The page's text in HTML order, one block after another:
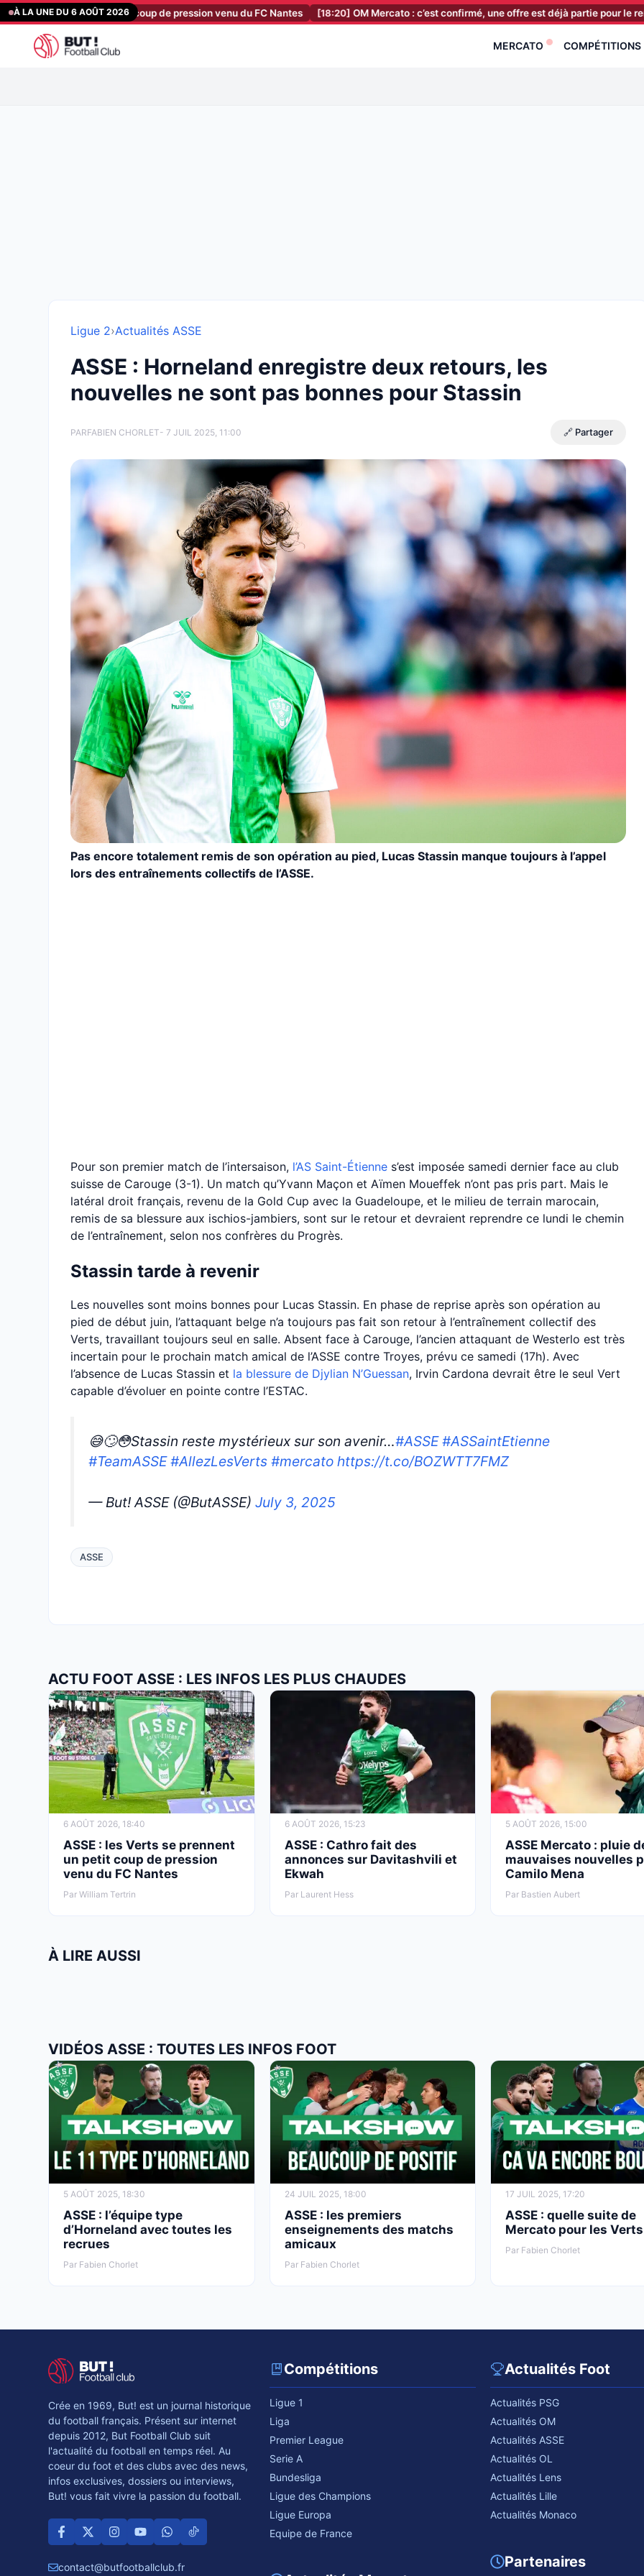
Aller
au
contenu
À LA UNE DU 6 AOÛT 2026
un petit coup de pression venu du FC Nantes [18:20] OM Mercato : c’est confirmé, une offre est déjà partie pour le remplaçant
MERCATO COMPÉTITIONS
Ligue 2›Actualités ASSE
ASSE : Horneland enregistre deux retours, les
nouvelles ne sont pas bonnes pour Stassin
PARFABIEN CHORLET- 7 JUIL 2025, 11:00 🔗 Partager
Pas encore totalement remis de son opération au pied, Lucas Stassin manque toujours à l’appel
lors des entraînements collectifs de l’ASSE.
Pour son premier match de l’intersaison, l’AS Saint-Étienne s’est imposée samedi dernier face au club
suisse de Carouge (3-1). Un match qu’Yvann Maçon et Aïmen Moueffek n’ont pas pris part. Mais le
latéral droit français, revenu de la Gold Cup avec la Guadeloupe, et le milieu de terrain marocain,
remis de sa blessure aux ischios-jambiers, sont sur le retour et devraient reprendre ce lundi le chemin
de l’entraînement, selon nos confrères du Progrès.
Stassin tarde à revenir
Les nouvelles sont moins bonnes pour Lucas Stassin. En phase de reprise après son opération au
pied de début juin, l’attaquant belge n’a toujours pas fait son retour à l’entraînement collectif des
Verts, travaillant toujours seul en salle. Absent face à Carouge, l’ancien attaquant de Westerlo est très
incertain pour le prochain match amical de l’ASSE contre Troyes, prévu ce samedi (17h). Avec
l’absence de Lucas Stassin et la blessure de Djylian N’Guessan, Irvin Cardona devrait être le seul Vert
capable d’évoluer en pointe contre l’ESTAC.
😅🙄😳Stassin reste mystérieux sur son avenir…#ASSE #ASSaintEtienne
#TeamASSE #AllezLesVerts #mercato https://t.co/BOZWTT7FMZ
— But! ASSE (@ButASSE) July 3, 2025
ASSE
ACTU FOOT ASSE : LES INFOS LES PLUS CHAUDES
6 AOÛT 2026, 18:40
ASSE : les Verts se prennent
un petit coup de pression
venu du FC Nantes
Par William Tertrin
6 AOÛT 2026, 15:23
ASSE : Cathro fait des
annonces sur Davitashvili et
Ekwah
Par Laurent Hess
5 AOÛT 2026, 15:00
ASSE Mercato : pluie
mauvaises nouvelles
Camilo Mena
Par Bastien Aubert
À LIRE AUSSI
VIDÉOS ASSE : TOUTES LES INFOS FOOT
5 AOÛT 2025, 18:30
ASSE : l’équipe type
d’Horneland avec toutes les
recrues
Par Fabien Chorlet
24 JUIL 2025, 18:00
ASSE : les premiers
enseignements des matchs
amicaux
Par Fabien Chorlet
17 JUIL 2025, 17:20
ASSE : quelle suite de
Mercato pour les Verts
Par Fabien Chorlet
Crée en 1969, But! est un journal historique
du football français. Présent sur internet
depuis 2012, But Football Club suit
l'actualité du football en temps réel. Au
coeur du foot et des clubs avec des news,
infos exclusives, dossiers ou interviews,
But! vous fait vivre la passion du football.
contact@butfootballclub.fr
Compétitions
Ligue 1
Liga
Premier League
Serie A
Bundesliga
Ligue des Champions
Ligue Europa
Equipe de France
Actualités Foot
Actualités PSG
Actualités OM
Actualités ASSE
Actualités OL
Actualités Lens
Actualités Lille
Actualités Monaco
Partenaires